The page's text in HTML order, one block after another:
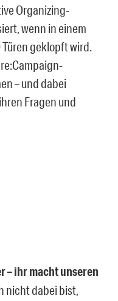
Organizing-
wenn in einem
geklopft wird.
– und dabei
Fragen und
– ihr macht unseren
nicht dabei bist,